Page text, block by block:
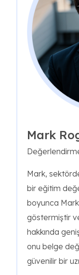
Mark
Mark,
bir eğitim
boyunca
göstermiştir
hakkında
onu belge
güvenilir bir